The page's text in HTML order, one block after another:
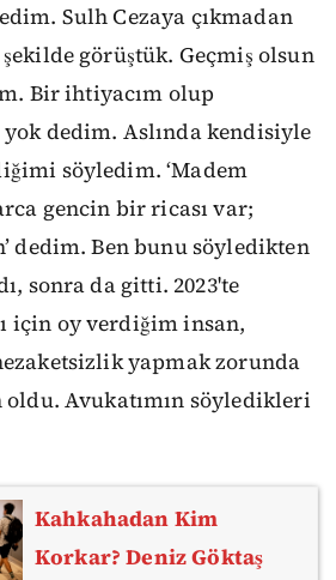
Sulh Cezaya çıkmadan
görüştük. Geçmiş olsun
Bir ihtiyacım olup
yok dedim. Aslında kendisiyle
söyledim. ‘Madem
gencin bir ricası var;
dedim. Ben bunu söyledikten
sonra da gitti. 2023'te
için oy verdiğim insan,
yapmak zorunda
oldu. Avukatımın söyledikleri
Kahkahadan Kim
Korkar? Deniz Göktaş